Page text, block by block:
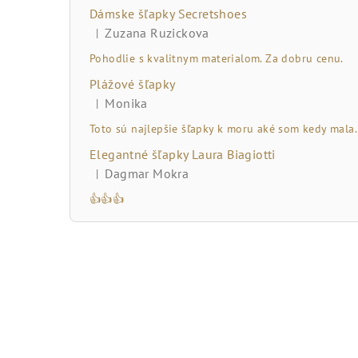
l
Dámske šľapky Secretshoes
Hodnotenie produktu je 5 z 5 hviezdičiek.
| Zuzana Ruzickova
Pohodlie s kvalitnym materialom. Za dobru cenu.
Plážové šľapky
Hodnotenie produktu je 5 z 5 hviezdičiek.
| Monika
Toto sú najlepšie šľapky k moru aké som kedy mala.
Elegantné šľapky Laura Biagiotti
Hodnotenie produktu je 5 z 5 hviezdičiek.
| Dagmar Mokra
👍👍👍